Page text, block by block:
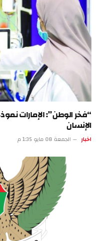
“فخر الوطن”: الإمارات
الإنسان
اخبار الجمعة 08 مايو 1:35 م